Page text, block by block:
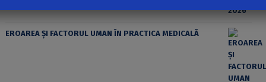
EROAREA ȘI FACTORUL UMAN ÎN PRACTICA MEDICALĂ